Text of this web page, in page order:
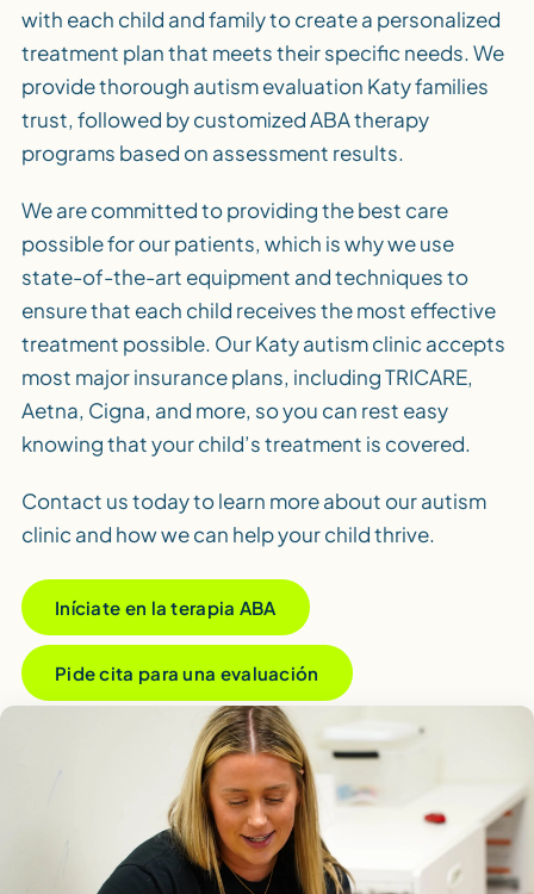
with each child and family to create a personalized
treatment plan that meets their specific needs. We
provide thorough autism evaluation Katy families
trust, followed by customized ABA therapy
programs based on assessment results.
We are committed to providing the best care
possible for our patients, which is why we use
state-of-the-art equipment and techniques to
ensure that each child receives the most effective
treatment possible. Our Katy autism clinic accepts
most major insurance plans, including TRICARE,
Aetna, Cigna, and more, so you can rest easy
knowing that your child’s treatment is covered.
Contact us today to learn more about our autism
clinic and how we can help your child thrive.
Iníciate en la terapia ABA
Pide cita para una evaluación